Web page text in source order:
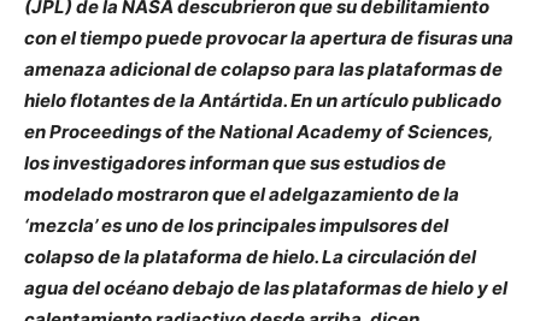
(JPL) de la NASA descubrieron que su debilitamiento
con el tiempo puede provocar la apertura de fisuras una
amenaza adicional de colapso para las plataformas de
hielo flotantes de la Antártida. En un artículo publicado
en Proceedings of the National Academy of Sciences,
los investigadores informan que sus estudios de
modelado mostraron que el adelgazamiento de la
‘mezcla’ es uno de los principales impulsores del
colapso de la plataforma de hielo. La circulación del
agua del océano debajo de las plataformas de hielo y el